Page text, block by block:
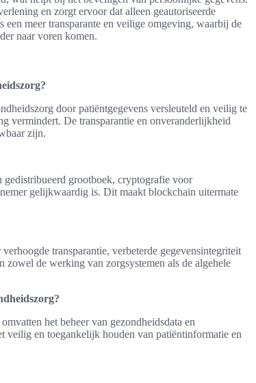
en zorgt ervoor dat alleen geautoriseerde
een meer transparante en veilige omgeving, waarbij de
naar voren komen.
door patiëntgegevens versleuteld en veilig te
vermindert. De transparantie en onveranderlijkheid
zijn.
grootboek, cryptografie voor
gelijkwaardig is. Dit maakt blockchain uitermate
transparantie, verbeterde gegevensintegriteit
zowel de werking van zorgsystemen als de algehele
het beheer van gezondheidsdata en
veilig en toegankelijk houden van patiëntinformatie en